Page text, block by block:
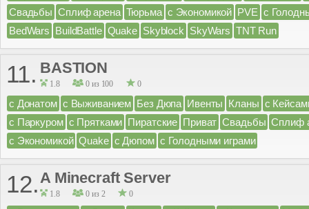
Свадьбы Сплиф арена Тюрьма с Экономикой PVE с
BedWars BuildBattle Quake Skyblock SkyWars TNT Run
11. BASTION
1.8 0 из 100 0
с Донатом с Выживанием Без Дюпа Ивенты Кланы с
с Паркуром с Прятками Пиратские Приват Свадьбы Сплиф
с Экономикой Quake с Дюпом с Голодными играми
12.A Minecraft Server
1.8 0 из 2 0